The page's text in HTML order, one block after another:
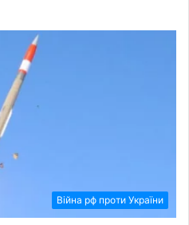
Війна рф проти України